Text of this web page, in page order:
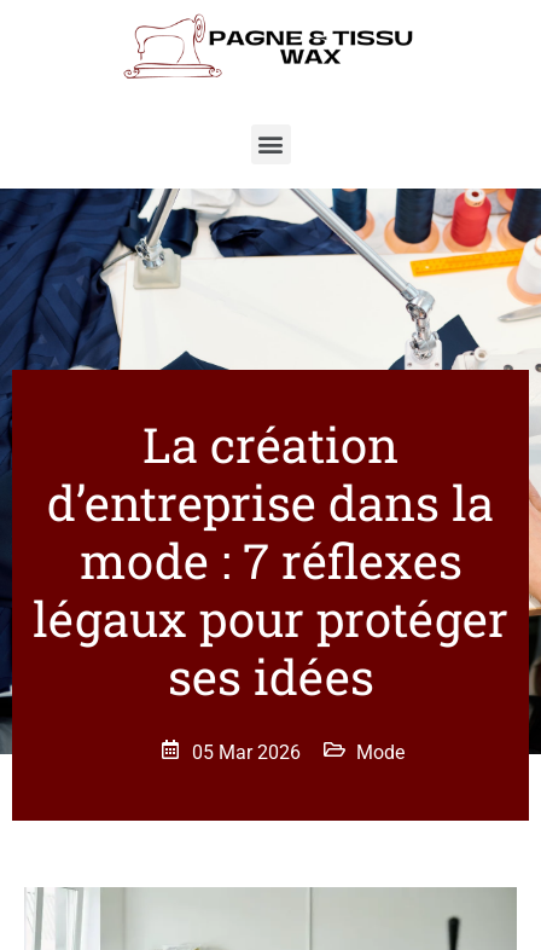
La création
d’entreprise dans la
mode : 7 réflexes
légaux pour protéger
ses idées
05 Mar 2026 Mode